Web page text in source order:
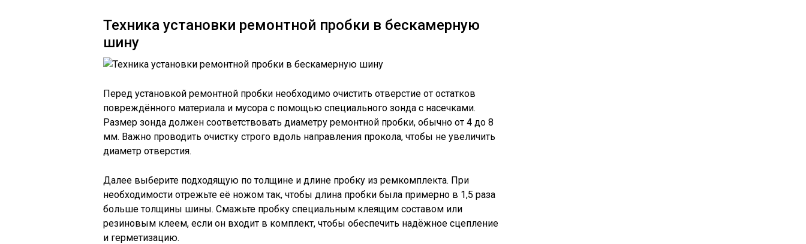
Техника установки ремонтной пробки в бескамерную
шину
Перед установкой ремонтной пробки необходимо очистить отверстие от остатков
повреждённого материала и мусора с помощью специального зонда с насечками.
Размер зонда должен соответствовать диаметру ремонтной пробки, обычно от 4 до 8
мм. Важно проводить очистку строго вдоль направления прокола, чтобы не увеличить
диаметр отверстия.
Далее выберите подходящую по толщине и длине пробку из ремкомплекта. При
необходимости отрежьте её ножом так, чтобы длина пробки была примерно в 1,5 раза
больше толщины шины. Смажьте пробку специальным клеящим составом или
резиновым клеем, если он входит в комплект, чтобы обеспечить надёжное сцепление
и герметизацию.